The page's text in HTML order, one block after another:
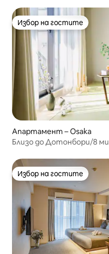
Избор на гостите
Избор на гостите
Апартамент – Osaka
Близо до Дотонбори/8
Избор на гостите
Избор на гостите